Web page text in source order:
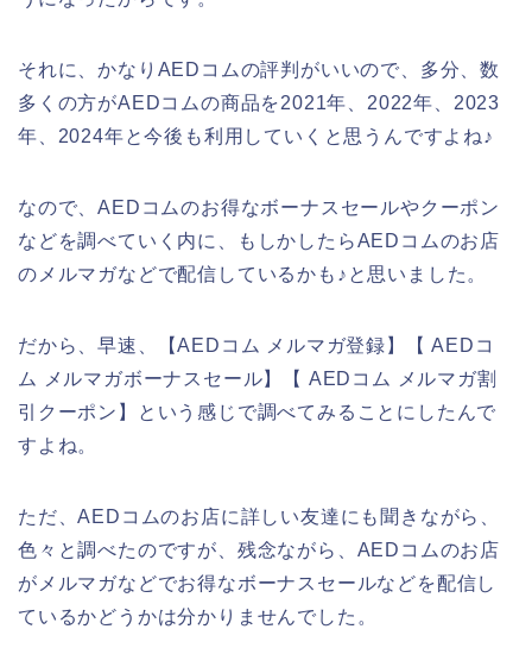
それに、かなりAEDコムの評判がいいので、多分、数
多くの方がAEDコムの商品を2021年、2022年、2023
年、2024年と今後も利用していくと思うんですよね♪
なので、AEDコムのお得なボーナスセールやクーポン
などを調べていく内に、もしかしたらAEDコムのお店
のメルマガなどで配信しているかも♪と思いました。
だから、早速、【AEDコム メルマガ登録】【 AEDコ
ム メルマガボーナスセール】【 AEDコム メルマガ割
引クーポン】という感じで調べてみることにしたんで
すよね。
ただ、AEDコムのお店に詳しい友達にも聞きながら、
色々と調べたのですが、残念ながら、AEDコムのお店
がメルマガなどでお得なボーナスセールなどを配信し
ているかどうかは分かりませんでした。